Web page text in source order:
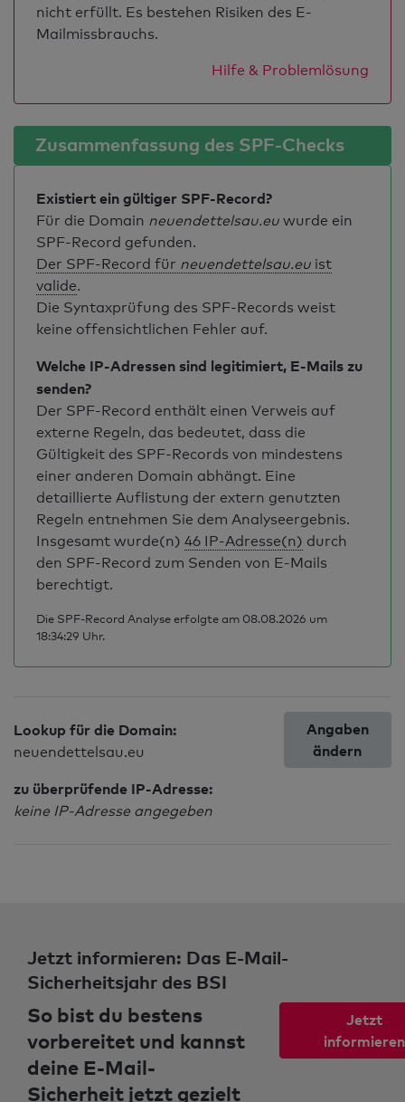
nicht erfüllt. Es bestehen Risiken des E-
Mailmissbrauchs.
Hilfe & Problemlösung
Zusammenfassung des SPF-Checks
Existiert ein gültiger SPF-Record?
Für die Domain neuendettelsau.eu wurde ein
SPF-Record gefunden.
Der SPF-Record für neuendettelsau.eu ist
valide.
Die Syntaxprüfung des SPF-Records weist
keine offensichtlichen Fehler auf.
Welche IP-Adressen sind legitimiert, E-Mails zu
senden?
Der SPF-Record enthält einen Verweis auf
externe Regeln, das bedeutet, dass die
Gültigkeit des SPF-Records von mindestens
einer anderen Domain abhängt. Eine
detaillierte Auflistung der extern genutzten
Regeln entnehmen Sie dem Analyseergebnis.
Insgesamt wurde(n) 46 IP-Adresse(n) durch
den SPF-Record zum Senden von E-Mails
berechtigt.
Die SPF-Record Analyse erfolgte am 08.08.2026 um
18:34:29 Uhr.
Lookup für die Domain:
neuendettelsau.eu
zu überprüfende IP-Adresse:
keine IP-Adresse angegeben
Angaben
ändern
Jetzt informieren: Das E-Mail-
Sicherheitsjahr des BSI
So bist du bestens
vorbereitet und kannst
deine E-Mail-
Sicherheit jetzt gezielt
Jetzt
informieren